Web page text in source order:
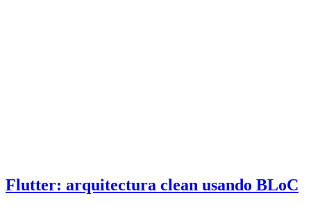
Flutter: arquitectura clean usando BLoC